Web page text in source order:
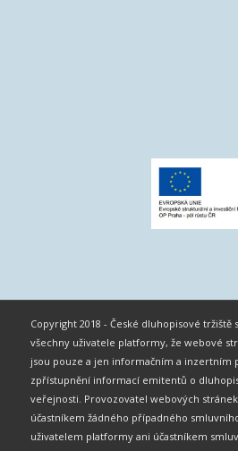
Copyright 2018 - České dluhopisové
všechny uživatele platformy, že webové
jsou pouze a jen informačním a inzertním
zpřístupnění informací emitentů o
veřejnosti. Provozovatel webových
účastníkem žádného případného
uživatelem platformy ani účastníkem